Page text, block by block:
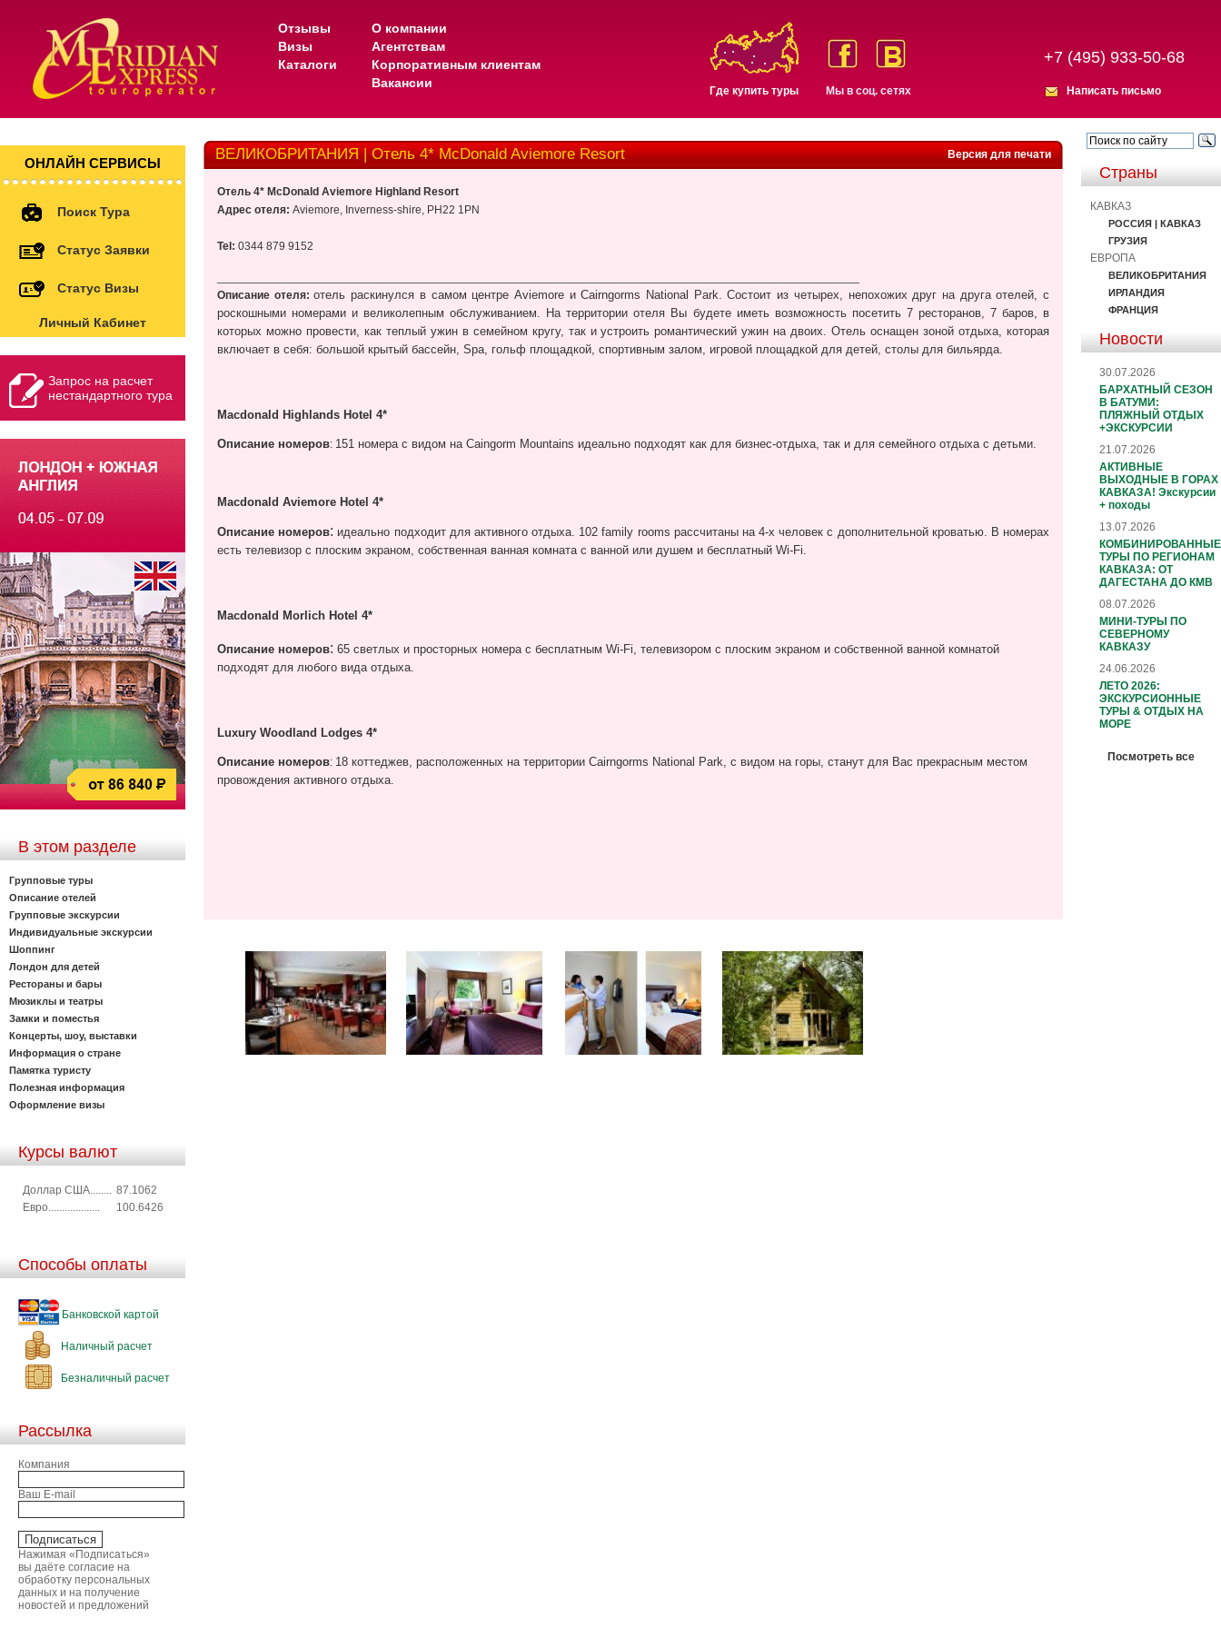
Отзывы
Визы
Каталоги
О компании
Агентствам
Корпоративным клиентам
Вакансии
Где купить туры Мы в соц. сетях
+7 (495) 933-50-68
Написать письмо
ОНЛАЙН СЕРВИСЫ
Поиск Тура
Статус Заявки
Статус Визы
Личный Кабинет
Запрос на расчет
нестандартного тура
В этом разделе
Групповые туры
Описание отелей
Групповые экскурсии
Индивидуальные экскурсии
Шоппинг
Лондон для детей
Рестораны и бары
Мюзиклы и театры
Замки и поместья
Концерты, шоу, выставки
Информация о стране
Памятка туристу
Полезная информация
Оформление визы
Курсы валют
Доллар США........ 87.1062
Евро...................
100.6426
Способы оплаты
Банковской картой
Наличный расчет
Безналичный расчет
Рассылка
Компания
Ваш E-mail
Нажимая «Подписаться»
вы даёте согласие на
обработку персональных
данных и на получение
новостей и предложений
Версия для печати
ВЕЛИКОБРИТАНИЯ | Отель 4* McDonald Aviemore Resort
Отель 4* McDonald Aviemore Highland Resort
Адрес отеля: Aviemore, Inverness-shire, PH22 1PN
Tel: 0344 879 9152
Описание отеля: отель раскинулся в самом центре Aviemore и Cairngorms National Park. Состоит из четырех, непохожих друг на друга отелей, с
роскошными номерами и великолепным обслуживанием. На территории отеля Вы будете иметь возможность посетить 7 ресторанов, 7 баров, в
которых можно провести, как теплый ужин в семейном кругу, так и устроить романтический ужин на двоих. Отель оснащен зоной отдыха, которая
включает в себя: большой крытый бассейн, Spa, гольф площадкой, спортивным залом, игровой площадкой для детей, столы для бильярда.
Macdonald Highlands Hotel 4*
Описание номеров: 151 номера с видом на Caingorm Mountains идеально подходят как для бизнес-отдыха, так и для семейного отдыха с детьми.
Macdonald Aviemore Hotel 4*
Описание номеров: идеально подходит для активного отдыха. 102 family rooms рассчитаны на 4-х человек с дополнительной кроватью. В номерах
есть телевизор с плоским экраном, собственная ванная комната с ванной или душем и бесплатный Wi-Fi.
Macdonald Morlich Hotel 4*
Описание номеров: 65 светлых и просторных номера с бесплатным Wi-Fi, телевизором с плоским экраном и собственной ванной комнатой
подходят для любого вида отдыха.
Luxury Woodland Lodges 4*
Описание номеров: 18 коттеджев, расположенных на территории Cairngorms National Park, с видом на горы, станут для Вас прекрасным местом
провождения активного отдыха.
Страны
КАВКАЗ
РОССИЯ | КАВКАЗ
ГРУЗИЯ
ЕВРОПА
ВЕЛИКОБРИТАНИЯ
ИРЛАНДИЯ
ФРАНЦИЯ
Новости
30.07.2026
БАРХАТНЫЙ СЕЗОН
В БАТУМИ:
ПЛЯЖНЫЙ ОТДЫХ
+ЭКСКУРСИИ
21.07.2026
АКТИВНЫЕ
ВЫХОДНЫЕ В ГОРАХ
КАВКАЗА! Экскурсии
+ походы
13.07.2026
КОМБИНИРОВАННЫЕ
ТУРЫ ПО РЕГИОНАМ
КАВКАЗА: ОТ
ДАГЕСТАНА ДО КМВ
08.07.2026
МИНИ-ТУРЫ ПО
СЕВЕРНОМУ
КАВКАЗУ
24.06.2026
ЛЕТО 2026:
ЭКСКУРСИОННЫЕ
ТУРЫ & ОТДЫХ НА
МОРЕ
Посмотреть все